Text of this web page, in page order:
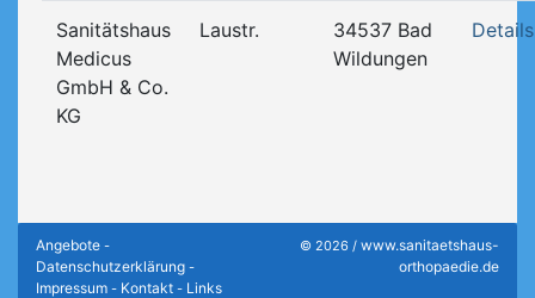
Sanitätshaus
Medicus
GmbH & Co.
KG
Laustr.
34537 Bad
Wildungen
Details
Angebote -
Datenschutzerklärung -
Impressum - Kontakt - Links
© 2026 / www.sanitaetshaus-
orthopaedie.de